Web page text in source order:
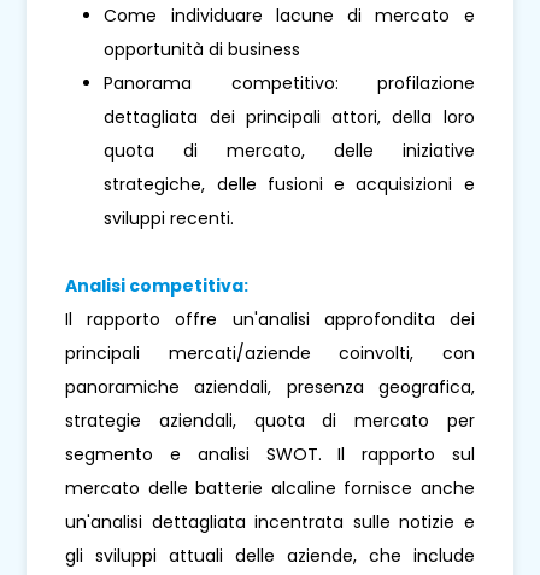
Come individuare lacune di mercato e
opportunità di business
Panorama competitivo: profilazione
dettagliata dei principali attori, della loro
quota di mercato, delle iniziative
strategiche, delle fusioni e acquisizioni e
sviluppi recenti.
Analisi competitiva:
Il rapporto offre un'analisi approfondita dei
principali mercati/aziende coinvolti, con
panoramiche aziendali, presenza geografica,
strategie aziendali, quota di mercato per
segmento e analisi SWOT. Il rapporto sul
mercato delle batterie alcaline fornisce anche
un'analisi dettagliata incentrata sulle notizie e
gli sviluppi attuali delle aziende, che include